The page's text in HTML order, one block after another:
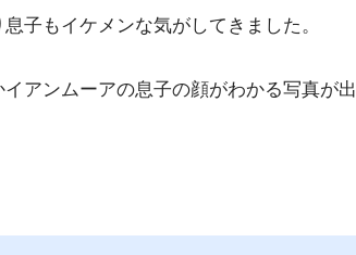
子もイケメンな気がしてきました。
イアンムーアの息子の顔がわかる写真が